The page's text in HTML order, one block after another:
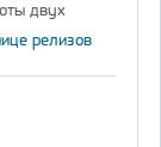
двух
релизов